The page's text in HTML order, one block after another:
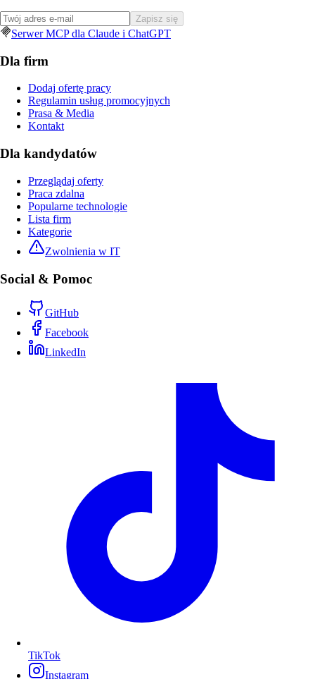
Zapisz się
Serwer MCP dla Claude i ChatGPT
Dla firm
Dodaj ofertę pracy
Regulamin usług promocyjnych
Prasa & Media
Kontakt
Dla kandydatów
Przeglądaj oferty
Praca zdalna
Popularne technologie
Lista firm
Kategorie
Zwolnienia w IT
Social & Pomoc
GitHub
Facebook
LinkedIn
TikTok
Instagram